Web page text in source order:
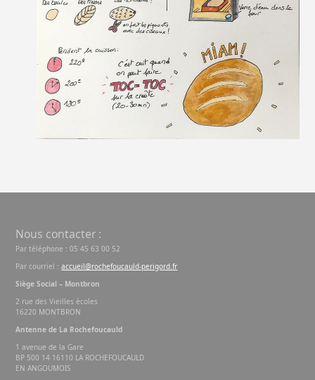
Nous contacter :
Par téléphone : 05 45 63 00 52
Par courriel :accueil@rochefoucauld-perigord.fr
Siège Social – Montbron
2 rue des Vieilles écoles
16220 MONTBRON
Antenne de La Rochefoucauld
1 avenue de la Gare
BP 500 14 16110 LA ROCHEFOUCAULD
EN ANGOUMOIS